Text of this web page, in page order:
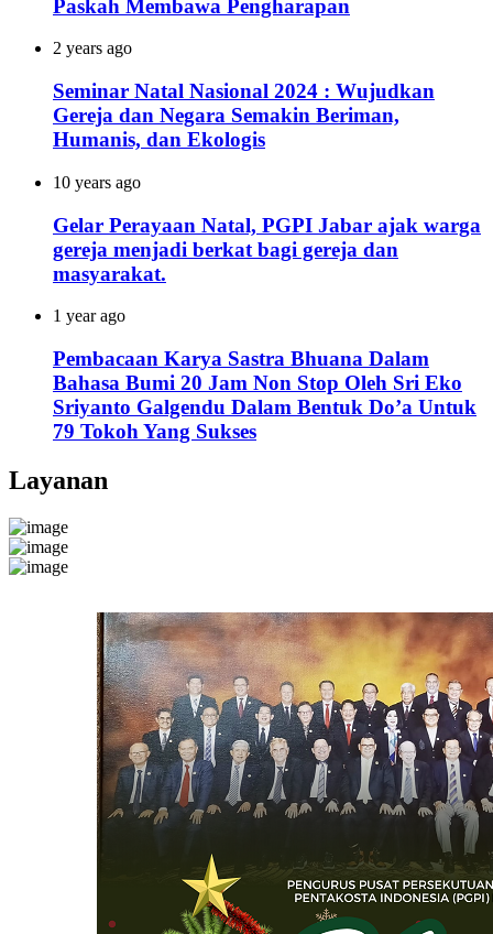
Paskah Membawa Pengharapan
2 years ago
Seminar Natal Nasional 2024 : Wujudkan
Gereja dan Negara Semakin Beriman,
Humanis, dan Ekologis
10 years ago
Gelar Perayaan Natal, PGPI Jabar ajak warga
gereja menjadi berkat bagi gereja dan
masyarakat.
1 year ago
Pembacaan Karya Sastra Bhuana Dalam
Bahasa Bumi 20 Jam Non Stop Oleh Sri Eko
Sriyanto Galgendu Dalam Bentuk Do’a Untuk
79 Tokoh Yang Sukses
Layanan